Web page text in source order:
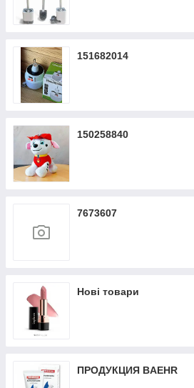
151682014
150258840
7673607
Нові товари
ПРОДУКЦИЯ BAEHR